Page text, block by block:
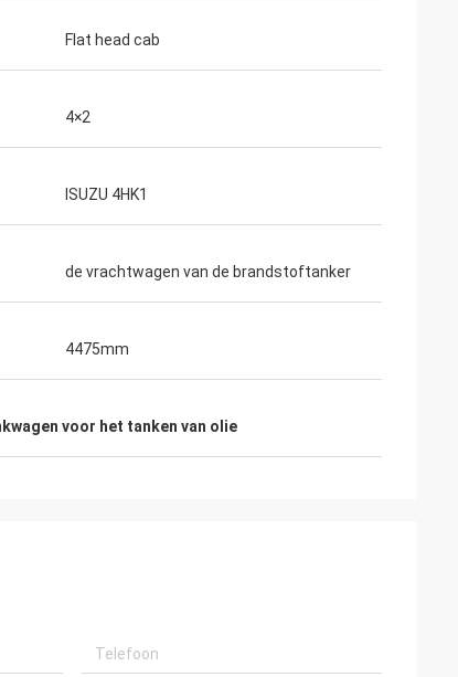
Flat head cab
4×2
ISUZU 4HK1
de vrachtwagen van de brandstoftanker
4475mm
voor het tanken van olie